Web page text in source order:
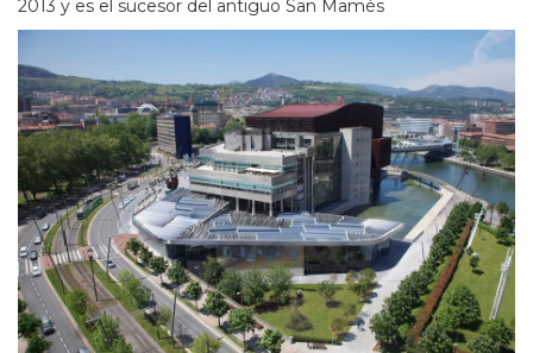
2013 y es el sucesor del antiguo San Mamés